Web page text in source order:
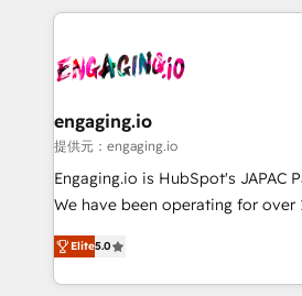
and sales ops at mid-market
move beyond spreadsheets into
experience with CRM, Marketing,
Own back-end developers -
View, SuperOffice) - Custom
Business Central, Navision, AX, SAP,
focus on growing B2B companies
such as manufacturing, SaaS,
partner, we know how important
That's why we have developed a
engaging.io
提供元：engaging.io
Engaging.io is HubSpot's JAPAC
We have been operating for over
one of HubSpot's most
capable Agency Partners globally. We specialise in
complex CRM migrations,
Elite5.0